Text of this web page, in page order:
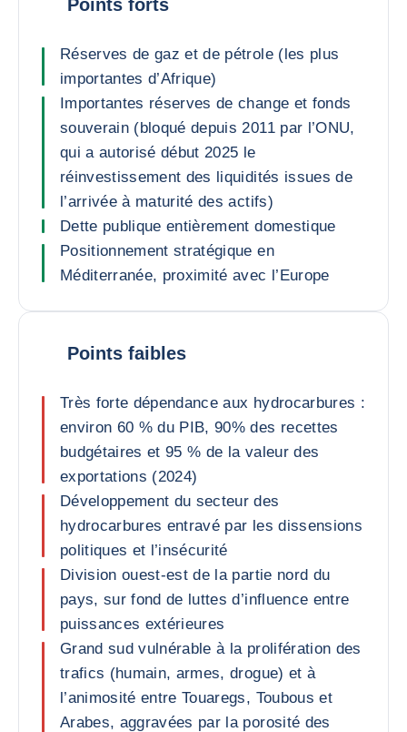
Points forts
Réserves de gaz et de pétrole (les plus
importantes d’Afrique)
Importantes réserves de change et fonds
souverain (bloqué depuis 2011 par l’ONU,
qui a autorisé début 2025 le
réinvestissement des liquidités issues de
l’arrivée à maturité des actifs)
Dette publique entièrement domestique
Positionnement stratégique en
Méditerranée, proximité avec l’Europe
Points faibles
Très forte dépendance aux hydrocarbures :
environ 60 % du PIB, 90% des recettes
budgétaires et 95 % de la valeur des
exportations (2024)
Développement du secteur des
hydrocarbures entravé par les dissensions
politiques et l’insécurité
Division ouest-est de la partie nord du
pays, sur fond de luttes d’influence entre
puissances extérieures
Grand sud vulnérable à la prolifération des
trafics (humain, armes, drogue) et à
l’animosité entre Touaregs, Toubous et
Arabes, aggravées par la porosité des